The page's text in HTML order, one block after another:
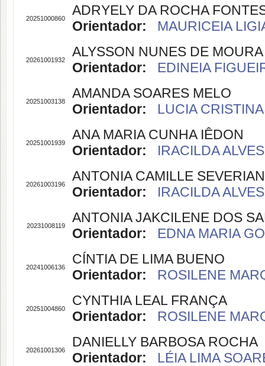
20251000860
ADRYELY DA ROCHA
Orientador:
MAURICEIA
20261001932
ALYSSON NUNES DE
Orientador:
EDINEIA
20251003138
AMANDA SOARES MELO
Orientador:
LUCIA
20251001939
ANA MARIA CUNHA IÊDON
Orientador:
IRACILDA
20261003196
ANTONIA CAMILLE
Orientador:
IRACILDA
20231008119
ANTONIA JAKCILENE DOS
Orientador:
EDNA MARIA
20241006136
CÍNTIA DE LIMA BUENO
Orientador:
ROSILENE
20251004860
CYNTHIA LEAL FRANÇA
Orientador:
ROSILENE
20261001306
DANIELLY BARBOSA ROCHA
Orientador:
LÉIA LIMA